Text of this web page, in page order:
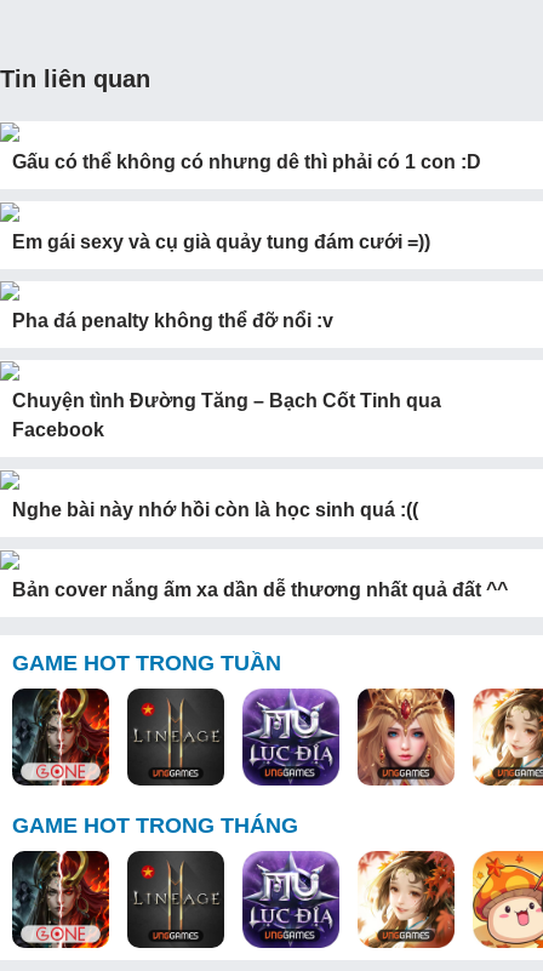
Tin liên quan
Gấu có thể không có nhưng dê thì phải có 1 con :D
Em gái sexy và cụ già quảy tung đám cưới =))
Pha đá penalty không thể đỡ nổi :v
Chuyện tình Đường Tăng – Bạch Cốt Tinh qua
Facebook
Nghe bài này nhớ hồi còn là học sinh quá :((
Bản cover nắng ấm xa dần dễ thương nhất quả đất ^^
GAME HOT TRONG TUẦN
GAME HOT TRONG THÁNG